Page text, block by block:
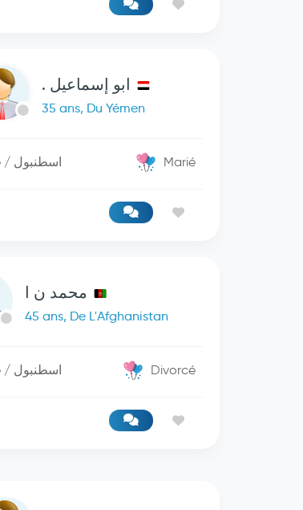
ابو إسماعيل .
35 ans, Du Yémen
Turquie / اسطنبول Marié
محمد ن ا
45 ans, De L'Afghanistan
Turquie / اسطنبول Divorcé